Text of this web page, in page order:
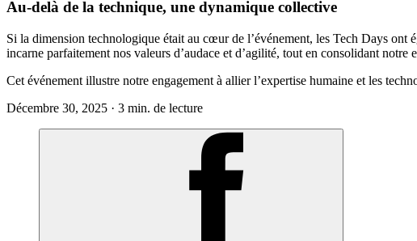
Au-delà de la technique, une dynamique collective
Si la dimension technologique était au cœur de l’événement, les Tech Days ont
incarne parfaitement nos valeurs d’audace et d’agilité, tout en consolidant
Cet événement illustre notre engagement à allier l’expertise humaine et les
Décembre 30, 2025 · 3 min. de lecture